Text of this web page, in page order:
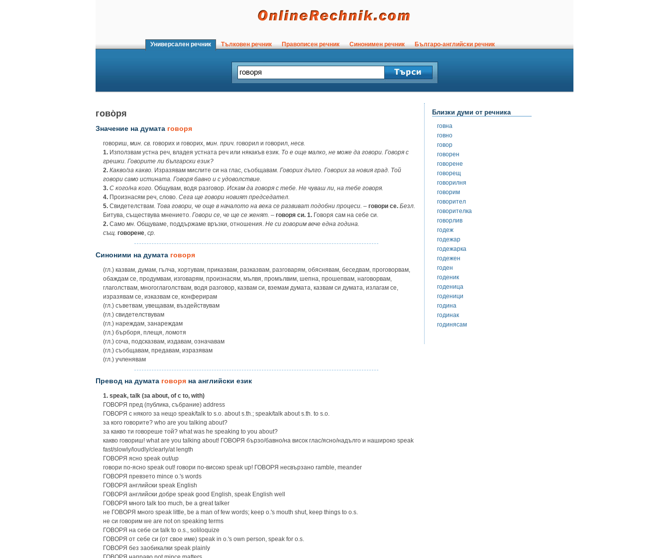
Универсален речник Тълковен речник Правописен речник Синонимен речник Българо-английски речник
гово̀ря
Значение на думата говоря
говориш, мин. св. говорих и говорих, мин. прич. говорил и говорил, несв.
1. Използвам устна реч, владея устната реч или някакъв език. То е още малко, не може да говори. Говоря с
грешки. Говорите ли български език?
2. Какво/за какво. Изразявам мислите си на глас, съобщавам. Говорих дълго. Говорих за новия град. Той
говори само истината. Говоря бавно и с удоволствие.
3. С кого/на кого. Общувам, водя разговор. Искам да говоря с тебе. Не чуваш ли, на тебе говоря.
4. Произнасям реч, слово. Сега ще говори новият председател.
5. Свидетелствам. Това говори, че още в началото на века се развиват подобни процеси. – говори се. Безл.
Битува, съществува мнението. Говори се, че ще се женят. – говоря си. 1. Говоря сам на себе си.
2. Само мн. Общуваме, поддържаме връзки, отношения. Не си говорим вече една година.
същ. говорене, ср.
Синоними на думата говоря
(гл.) казвам, думам, гълча, хортувам, приказвам, разказвам, разговарям, обяснявам, беседвам, проговорвам,
обаждам се, продумвам, изговарям, произнасям, мълвя, промълвим, шепна, прошепвам, наговорвам,
глаголствам, многоглаголствам, водя разговор, казвам си, вземам думата, казвам си думата, излагам се,
изразявам се, изказвам се, конферирам
(гл.) съветвам, увещавам, въздействувам
(гл.) свидетелствувам
(гл.) нареждам, занареждам
(гл.) бърборя, плещя, ломотя
(гл.) соча, подсказвам, издавам, означавам
(гл.) съобщавам, предавам, изразявам
(гл.) учленявам
Превод на думата говоря на английски език
1. speak, talk (за about, of с to, with)
ГОВОРЯ пред (публика, събрание) address
ГОВОРЯ с някого за нещо speak/talk to s.o. about s.th.; speak/talk about s.th. to s.o.
за кого говорите? who are you talking about?
за какво ти говореше той? what was he speaking to you about?
какво говориш! what are you talking about! ГОВОРЯ бързо/бавно/на висок глас/ясно/надълго и нашироко speak
fast/slowly/loudly/clearly/at length
ГОВОРЯ ясно speak out/up
говори по-ясно speak out! говори пo-високо speak up! ГОВОРЯ несвързано ramble, meander
ГОВОРЯ превзето mince o.'s words
ГОВОРЯ английски speak English
ГОВОРЯ английски добре speak good English, speak English well
ГОВОРЯ много talk too much, be a great talker
не ГОВОРЯ много speak little, be a man of few words; keep o.'s mouth shut, keep things to o.s.
не си говорим we are not on speaking terms
ГОВОРЯ на себе си talk to o.s., soliloquize
ГОВОРЯ от себе си (от свое име) speak in o.'s own person, speak for o.s.
ГОВОРЯ без заобикалки speak plainly
Близки думи от речника
говна
говно
говор
говорен
говорене
говорещ
говорилня
говорим
говорител
говорителка
говорлив
годеж
годежар
годежарка
годежен
годен
годеник
годеница
годеници
година
годинак
годинясам